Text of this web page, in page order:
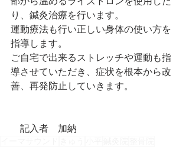
り、鍼灸治療を行います。
運動療法も行い正しい身体の使い方を
指導します。
ご自宅で出来るストレッチや運動も指
導させていただき、症状を根本から改
善、再発防止していきます。
記入者　加納